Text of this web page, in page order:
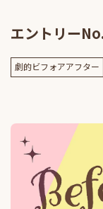
エントリー
劇的ビフォアアフター